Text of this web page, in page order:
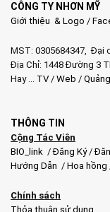
CÔNG TY NHƠN MỸ
Giới thiệu & Logo /
MST: 0305684347, Đại
Địa Chỉ: 1448 Đường 3
Hay … TV/ Web /
THÔNG TIN
Cộng Tác Viên
BIO_link /Đăng Ký/
Hướng Dẫn / Hoa hồng
Chính sách
Thỏa thuận sử dụng